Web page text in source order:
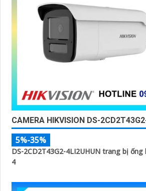
CAMERA HIKVISION DS-
5%-35%
DS-2CD2T43G2-4LI2UHUN trang bị
4